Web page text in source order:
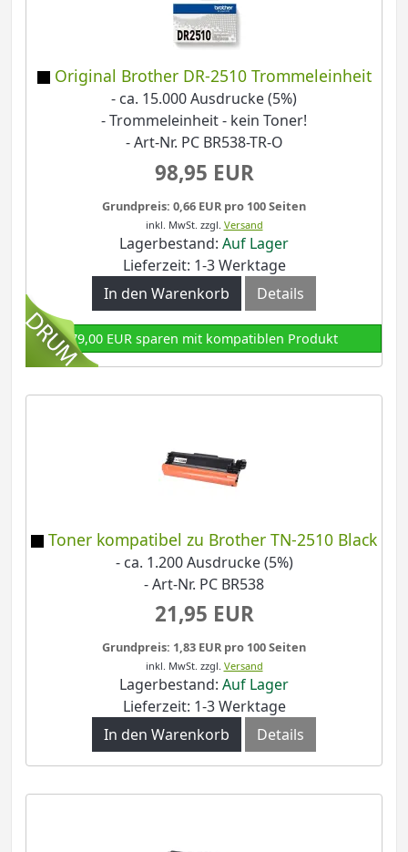
Original Brother DR-2510 Trommeleinheit
- ca. 15.000 Ausdrucke (5%)
- Trommeleinheit - kein Toner!
- Art-Nr. PC BR538-TR-O
98,95 EUR
Grundpreis: 0,66 EUR pro 100 Seiten
inkl. MwSt. zzgl. Versand
Lagerbestand: Auf Lager
Lieferzeit: 1-3 Werktage
In den Warenkorb
Details
79,00 EUR sparen mit kompatiblen Produkt
Toner kompatibel zu Brother TN-2510 Black
- ca. 1.200 Ausdrucke (5%)
- Art-Nr. PC BR538
21,95 EUR
Grundpreis: 1,83 EUR pro 100 Seiten
inkl. MwSt. zzgl. Versand
Lagerbestand: Auf Lager
Lieferzeit: 1-3 Werktage
In den Warenkorb
Details